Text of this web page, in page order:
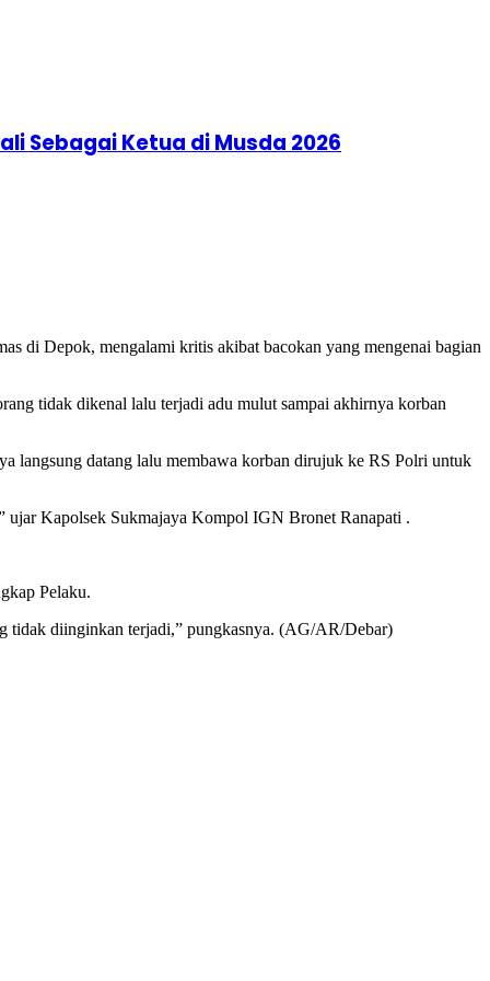
Sebagai Ketua di Musda 2026
di Depok, mengalami kritis akibat bacokan yang mengenai bagian
tidak dikenal lalu terjadi adu mulut sampai akhirnya korban
langsung datang lalu membawa korban dirujuk ke RS Polri untuk
ujar Kapolsek Sukmajaya Kompol IGN Bronet Ranapati .
Pelaku.
tidak diinginkan terjadi,” pungkasnya. (AG/AR/Debar)